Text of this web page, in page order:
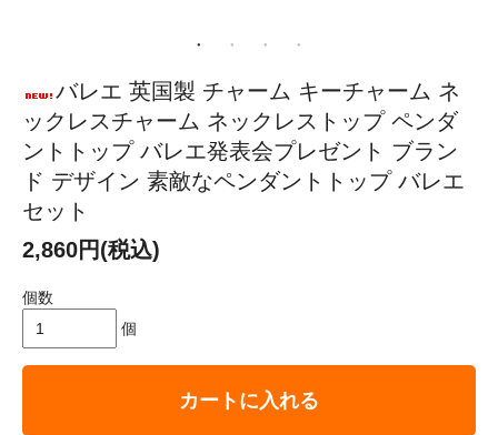
バレエ 英国製 チャーム キーチャーム ネ
ックレスチャーム ネックレストップ ペンダ
ントトップ バレエ発表会プレゼント ブラン
ド デザイン 素敵なペンダントトップ バレエ
セット
2,860円(税込)
個数
個
カートに入れる